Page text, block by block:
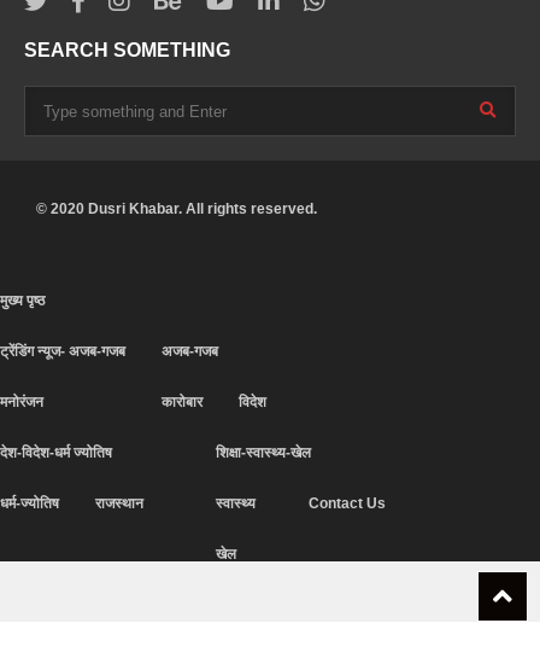
SEARCH SOMETHING
© 2020 Dusri Khabar. All rights reserved.
मुख्य पृष्ठ
ट्रेंडिंग न्यूज- अजब-गजब
मनोरंजन
अजब-गजब
कारोबार विदेश
देश-विदेश-धर्म ज्योतिष
धर्म-ज्योतिष राजस्थान
शिक्षा-स्वास्थ्य-खेल
स्वास्थ्य
खेल
Contact Us